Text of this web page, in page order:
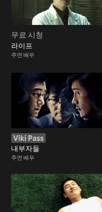
무료 시청
라이프
주연 배우
Viki Pass
내부자들
주연 배우